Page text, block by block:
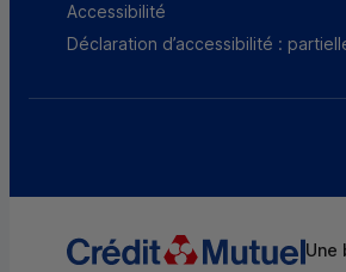
Accessibilité
Déclaration d’accessibilité :
Une